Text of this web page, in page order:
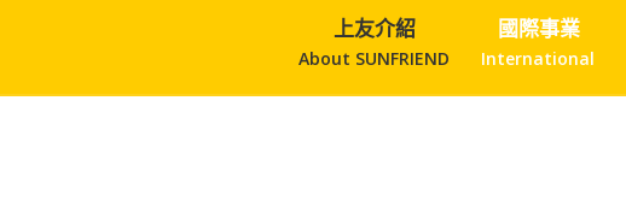
上友介紹
About SUNFRIEND
國際事業
International